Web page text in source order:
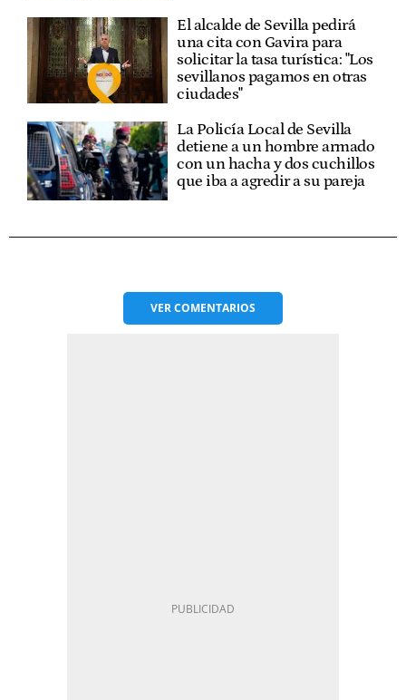
El alcalde de Sevilla pedirá
una cita con Gavira para
solicitar la tasa turística: "Los
sevillanos pagamos en otras
ciudades"
La Policía Local de Sevilla
detiene a un hombre armado
con un hacha y dos cuchillos
que iba a agredir a su pareja
VERCOMENTARIOS